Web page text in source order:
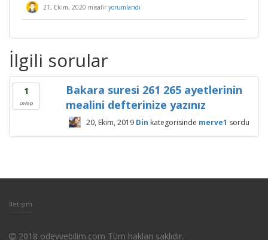
21, Ekim, 2020 misafir yorumlandı
İlgili sorular
1
cevap
Bakara suresi 261 265 ayetlerinin
mealini defterinize yazınız
20, Ekim, 2019 Din kategorisinde merve1 sordu
İletişim
2018 odevvebilim.com Tüm hakları saklıdır.